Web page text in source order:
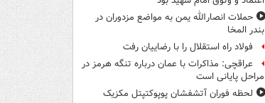
حملات انصارالله یمن به مواضع مزدوران در
بندر المخا
فولاد راه استقلال را با رضاییان رفت
عراقچی: مذاکرات با عمان درباره تنگه هرمز در
مراحل پایانی است
لحظه فوران آتشفشان پوپوکتپتل مکزیک